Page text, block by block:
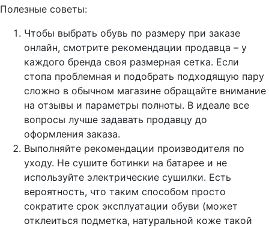
Полезные советы:
Чтобы выбрать обувь по размеру при заказе
онлайн, смотрите рекомендации продавца – у
каждого бренда своя размерная сетка. Если
стопа проблемная и подобрать подходящую пару
сложно в обычном магазине обращайте внимание
на отзывы и параметры полноты. В идеале все
вопросы лучше задавать продавцу до
оформления заказа.
Выполняйте рекомендации производителя по
уходу. Не сушите ботинки на батарее и не
используйте электрические сушилки. Есть
вероятность, что таким способом просто
сократите срок эксплуатации обуви (может
отклеиться подметка, натуральной коже такой